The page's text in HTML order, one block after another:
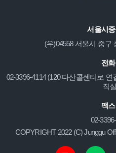
서울시
(우)04558 서울시 중구
전화
02-3396-4114 (120 다산콜센터로
직
팩스
02-
COPYRIGHT 2022 (C) Junggu